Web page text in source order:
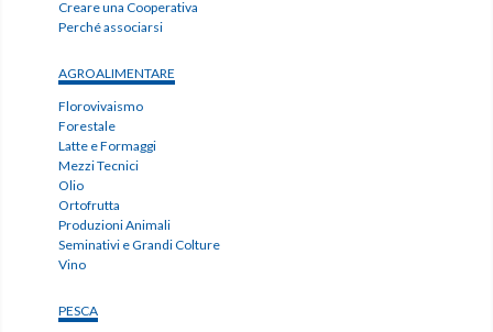
Creare una Cooperativa
Perché associarsi
AGROALIMENTARE
Florovivaismo
Forestale
Latte e Formaggi
Mezzi Tecnici
Olio
Ortofrutta
Produzioni Animali
Seminativi e Grandi Colture
Vino
PESCA